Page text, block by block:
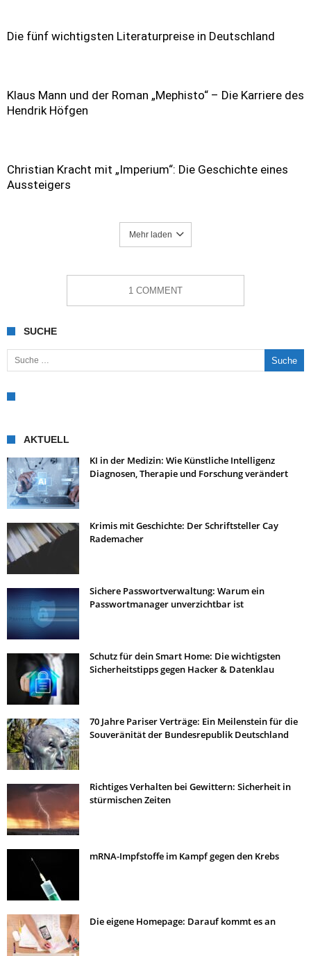
Die fünf wichtigsten Literaturpreise in Deutschland
Klaus Mann und der Roman „Mephisto“ – Die Karriere des
Hendrik Höfgen
Christian Kracht mit „Imperium“: Die Geschichte eines
Aussteigers
Mehr laden
1 COMMENT
SUCHE
Suche nach:
AKTUELL
KI in der Medizin: Wie Künstliche Intelligenz
Diagnosen, Therapie und Forschung verändert
Krimis mit Geschichte: Der Schriftsteller Cay
Rademacher
Sichere Passwortverwaltung: Warum ein
Passwortmanager unverzichtbar ist
Schutz für dein Smart Home: Die wichtigsten
Sicherheitstipps gegen Hacker & Datenklau
70 Jahre Pariser Verträge: Ein Meilenstein für die
Souveränität der Bundesrepublik Deutschland
Richtiges Verhalten bei Gewittern: Sicherheit in
stürmischen Zeiten
mRNA-Impfstoffe im Kampf gegen den Krebs
Die eigene Homepage: Darauf kommt es an